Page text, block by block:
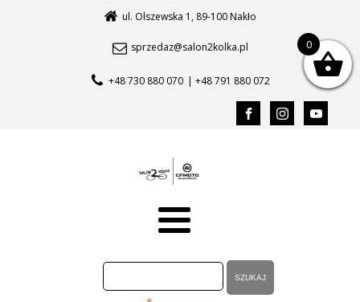
ul. Olszewska 1, 89-100 Nakło
sprzedaz@salon2kolka.pl
+48 730 880 070 | +48 791 880 072
0